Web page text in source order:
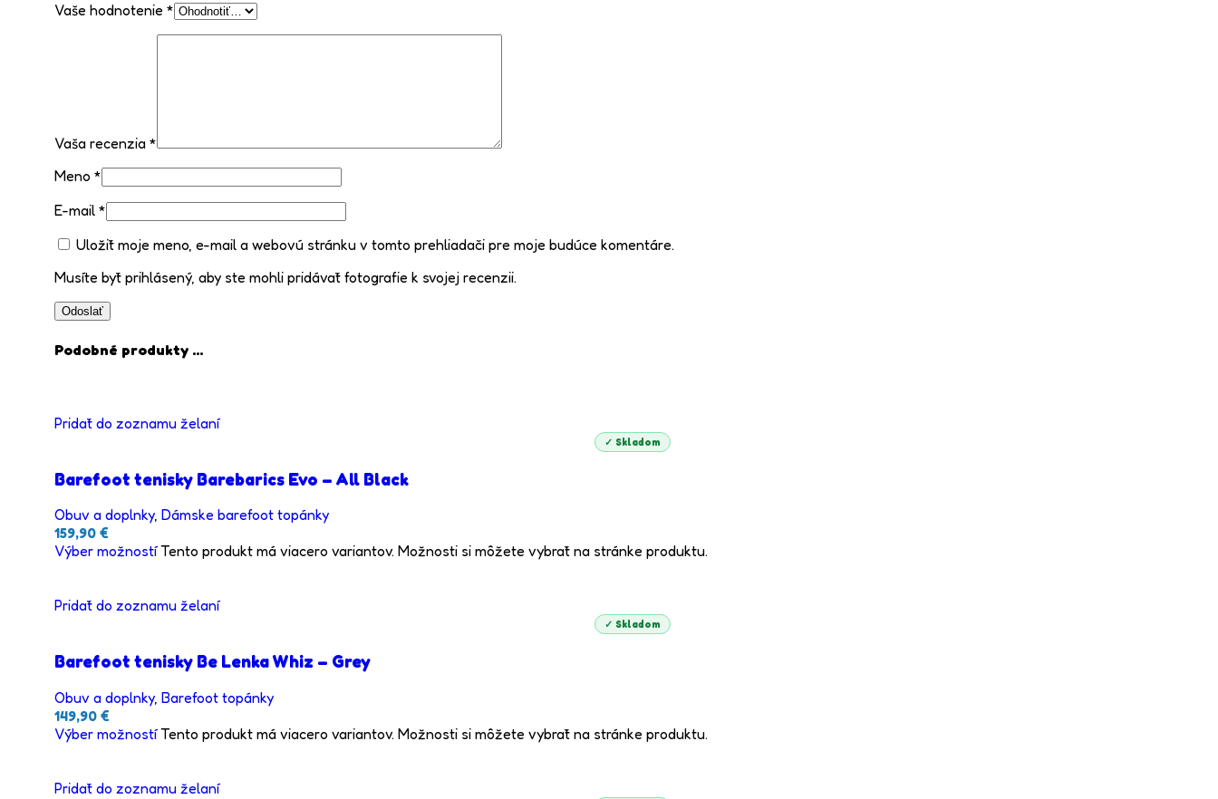
Vaše hodnotenie *
Vaša recenzia *
Meno *
E-mail *
Uložiť moje meno, e-mail a webovú stránku v tomto prehliadači pre moje budúce komentáre.
Musíte byť prihlásený, aby ste mohli pridávať fotografie k svojej recenzii.
Podobné produkty ...
Pridať do zoznamu želaní
✓ Skladom
Barefoot tenisky Barebarics Evo – All Black
Obuv a doplnky, Dámske barefoot topánky
159,90 €
Výber možností Tento produkt má viacero variantov. Možnosti si môžete vybrať na stránke produktu.
Pridať do zoznamu želaní
✓ Skladom
Barefoot tenisky Be Lenka Whiz – Grey
Obuv a doplnky, Barefoot topánky
149,90 €
Výber možností Tento produkt má viacero variantov. Možnosti si môžete vybrať na stránke produktu.
Pridať do zoznamu želaní